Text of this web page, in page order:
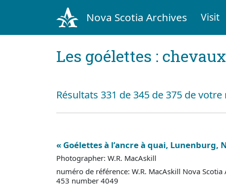
Nova Scotia Archives Visit
Les goélettes :
Résultats 331 de 345 de 375 de
« Goélettes à l’ancre à quai, Lunenburg,
Photographer: W.R. MacAskill
numéro de référence: W.R. MacAskill Nova
453 number 4049